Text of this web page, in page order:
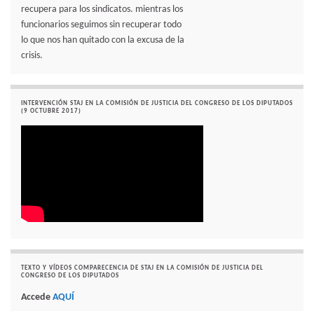
recupera para los sindicatos. mientras los
funcionarios seguimos sin recuperar todo
lo que nos han quitado con la excusa de la
crisis.
INTERVENCIÓN STAJ EN LA COMISIÓN DE JUSTICIA DEL CONGRESO DE LOS DIPUTADOS
(9 OCTUBRE 2017)
TEXTO Y VÍDEOS COMPARECENCIA DE STAJ EN LA COMISIÓN DE JUSTICIA DEL
CONGRESO DE LOS DIPUTADOS
Accede AQUÍ